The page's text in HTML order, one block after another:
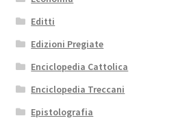
Editti
Edizioni Pregiate
Enciclopedia Cattolica
Enciclopedia Treccani
Epistolografia